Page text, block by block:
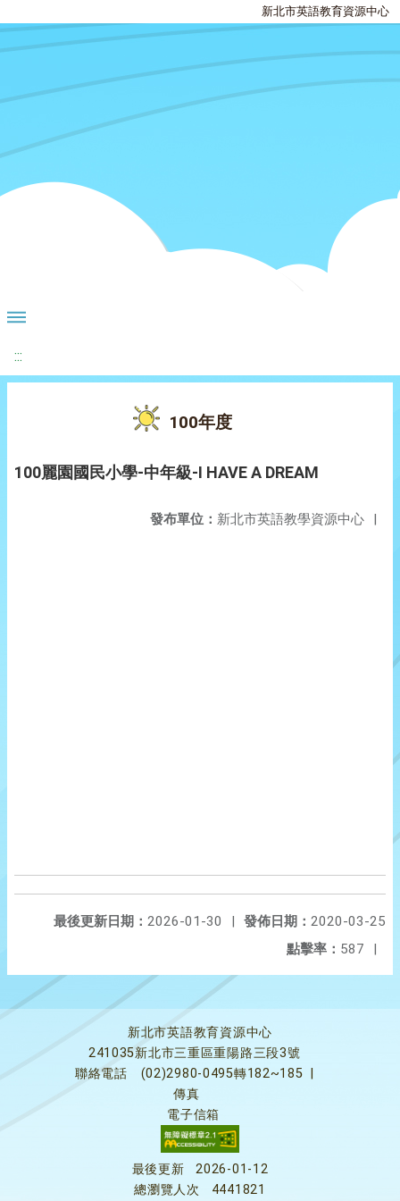
新北市英語教育資源中心
:::
100年度
100麗園國民小學-中年級-I HAVE A DREAM
發布單位： 新北市英語教學資源中心 |
發佈日期： 2020-03-25
最後更新日期： 2026-01-30
|
點擊率： 587 |
新北市英語教育資源中心
241035新北市三重區重陽路三段3號
聯絡電話
(02)2980-0495轉182~185
傳真
電子信箱
最後更新
2026-01-12
總瀏覽人次
4441821